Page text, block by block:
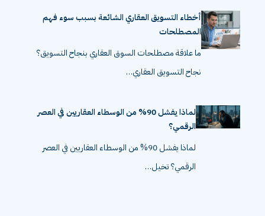
أخطاء التسويق العقاري الشائعة بسبب سوء فهم
المصطلحات
ما علاقة مصطلحات السوق العقاري بنجاح التسويق؟
نجاح التسويق العقاري…
لماذا يفشل 90% من الوسطاء العقاريين في العصر
الرقمي؟
لماذا يفشل 90% من الوسطاء العقاريين في العصر
الرقمي؟ تخيل…